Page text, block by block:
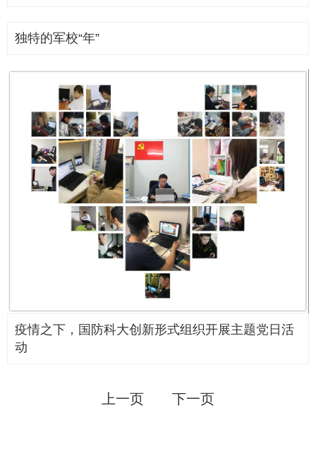
独特的军校“年”
疫情之下，国防科大创新形式组织开展主题党日活
动
上一页 下一页